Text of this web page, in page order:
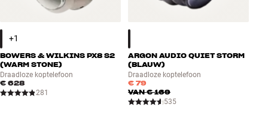
BOWERS & WILKINS PX8 S2
(WARM STONE)
Draadloze koptelefoon
€ 628
281
ARGON AUDIO QUIET STORM
(BLAUW)
Draadloze koptelefoon
€ 79
VAN€ 169
535